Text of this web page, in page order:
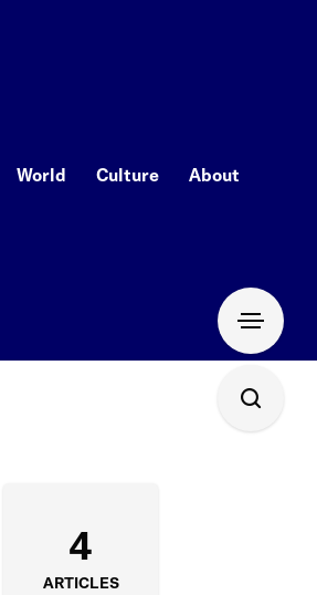
World Culture About
4
ARTICLES